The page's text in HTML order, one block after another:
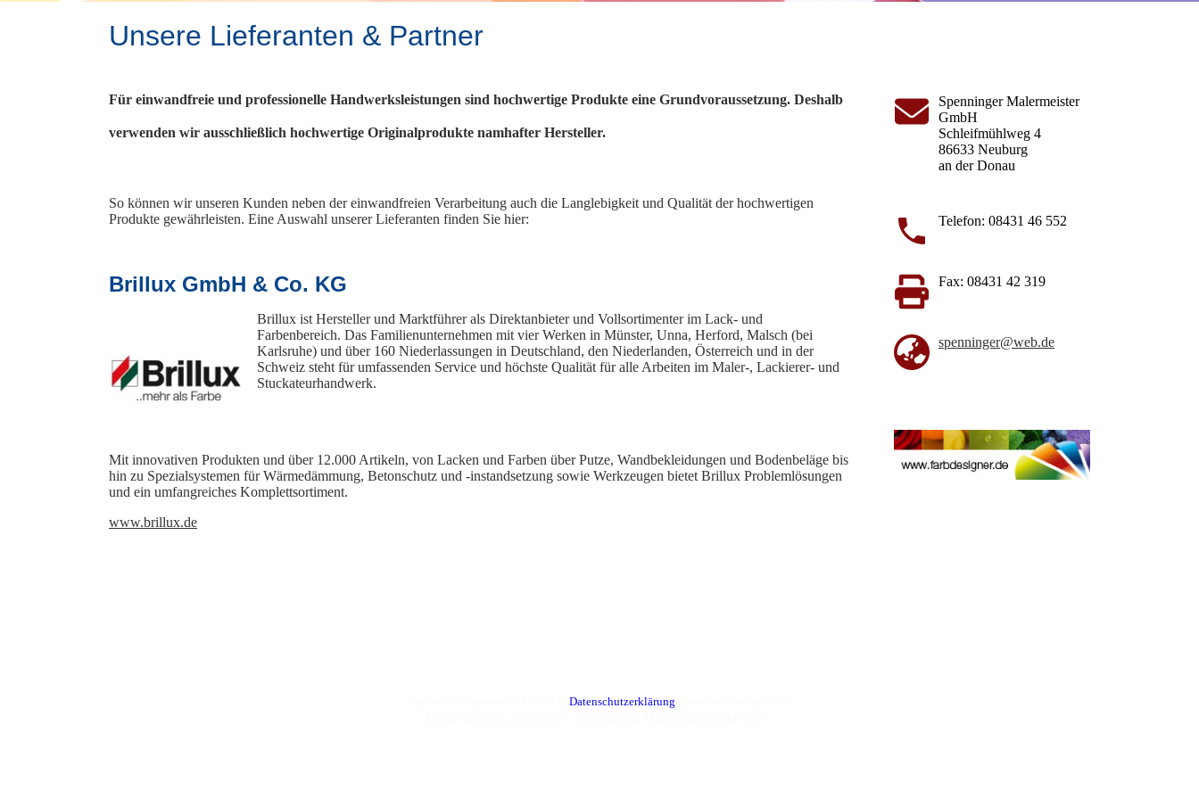
Unsere Lieferanten & Partner
Für einwandfreie und professionelle Handwerksleistungen sind hochwertige Produkte eine Grundvoraussetzung. Deshalb
verwenden wir ausschließlich hochwertige Originalprodukte namhafter Hersteller.
So können wir unseren Kunden neben der einwandfreien Verarbeitung auch die Langlebigkeit und Qualität der hochwertigen
Produkte gewährleisten. Eine Auswahl unserer Lieferanten finden Sie hier:
Brillux GmbH & Co. KG
Brillux ist Hersteller und Marktführer als Direktanbieter und Vollsortimenter im Lack- und
Farbenbereich. Das Familienunternehmen mit vier Werken in Münster, Unna, Herford, Malsch (bei
Karlsruhe) und über 160 Niederlassungen in Deutschland, den Niederlanden, Österreich und in der
Schweiz steht für umfassenden Service und höchste Qualität für alle Arbeiten im Maler-, Lackierer- und
Stuckateurhandwerk.
Mit innovativen Produkten und über 12.000 Artikeln, von Lacken und Farben über Putze, Wandbekleidungen und Bodenbeläge bis
hin zu Spezialsystemen für Wärmedämmung, Betonschutz und -instandsetzung sowie Werkzeugen bietet Brillux Problemlösungen
und ein umfangreiches Komplettsortiment.
www.brillux.de
Spenninger Malermeister
GmbH
Schleifmühlweg 4
86633 Neuburg
an der Donau
Telefon: 08431 46 552
Fax: 08431 42 319
spenninger@web.de
Datenschutzerklärung